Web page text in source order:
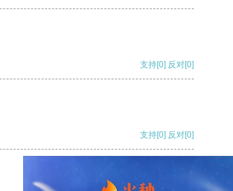
支持[0] 反对[0]
支持[0] 反对[0]